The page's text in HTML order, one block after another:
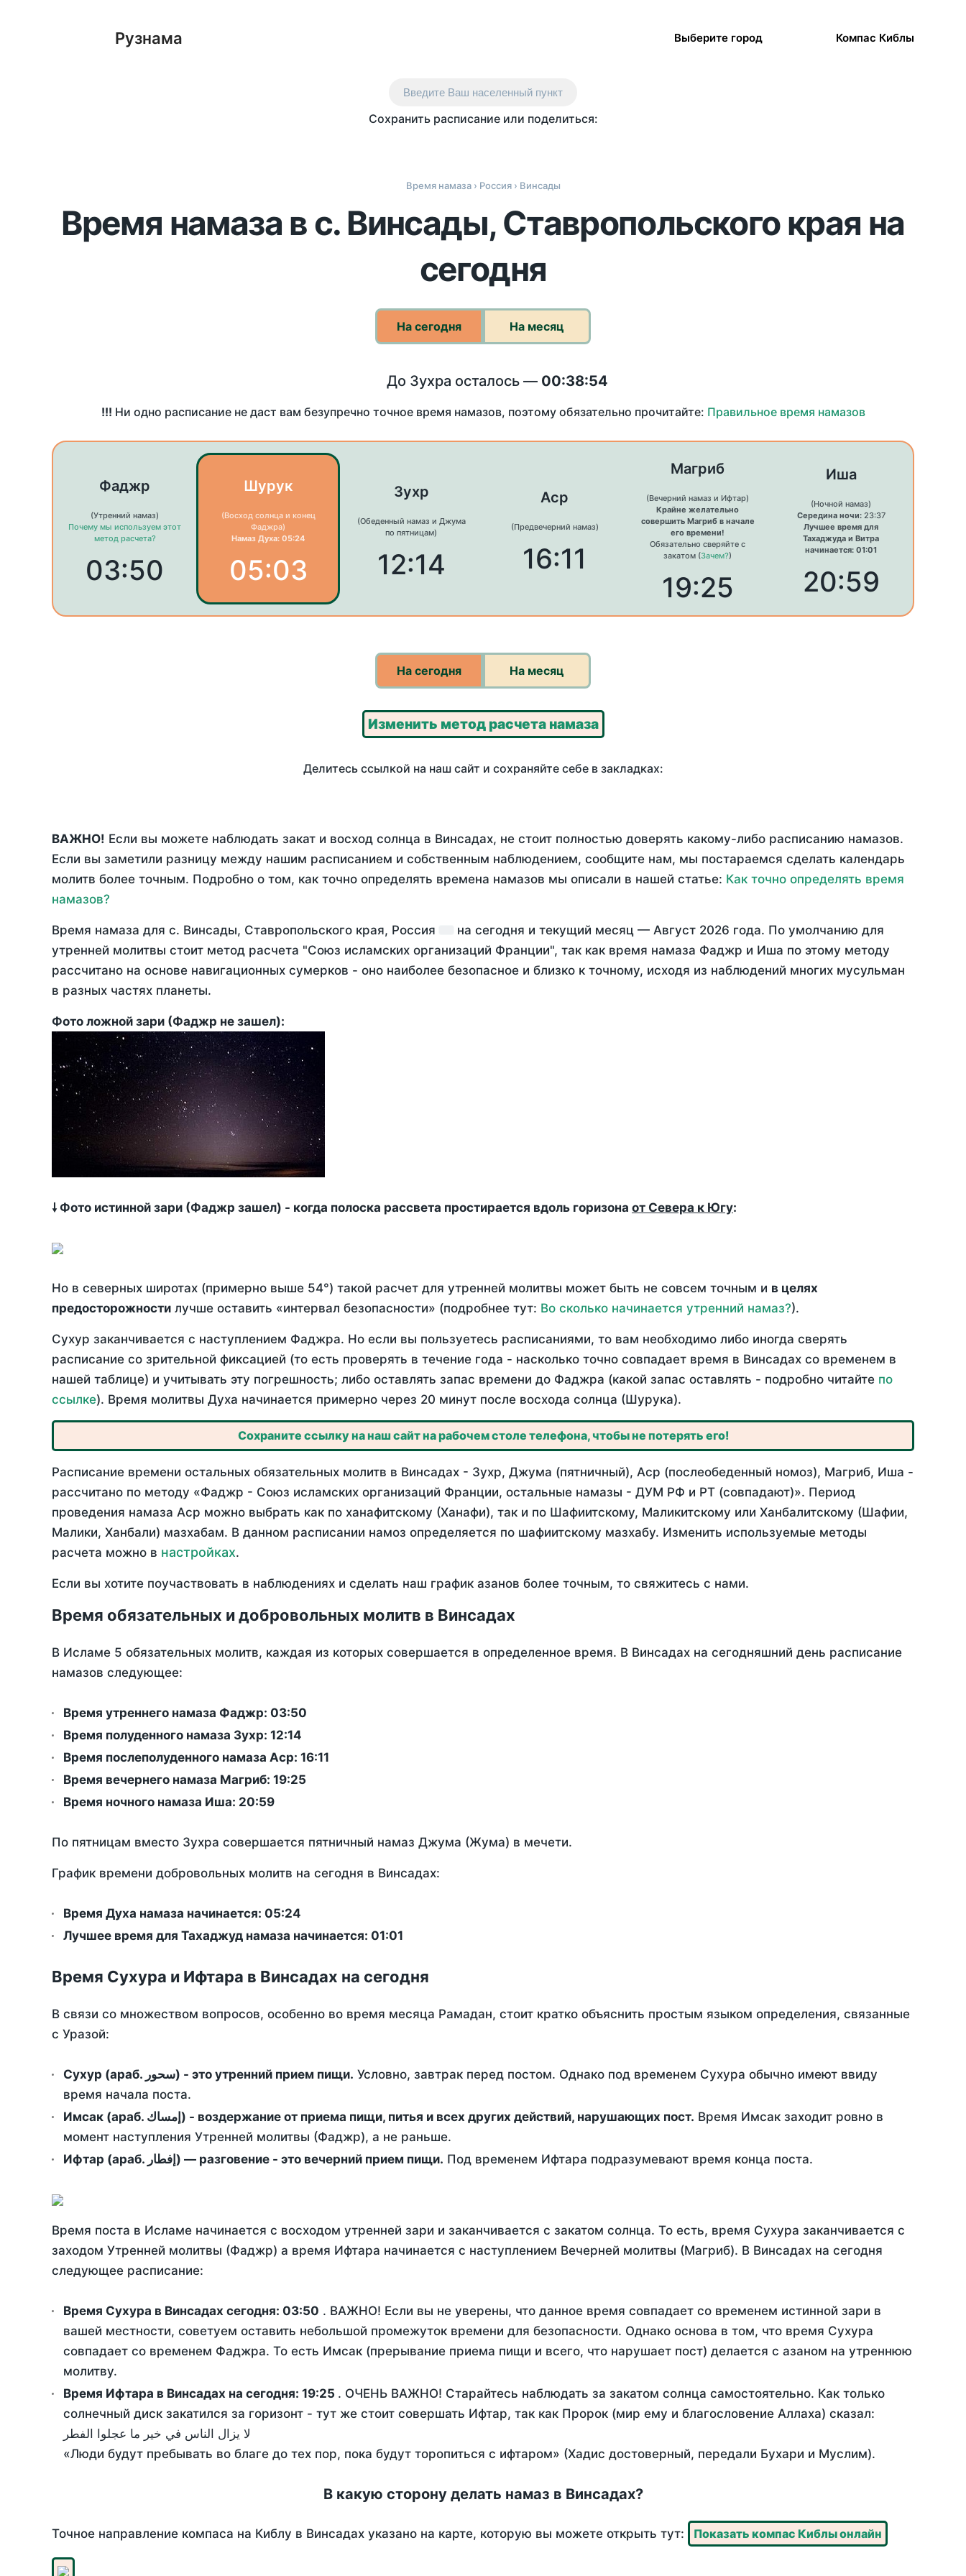
Рузнама Выберите город Компас Киблы
Введите Ваш населенный пункт
Сохранить расписание или поделиться:
Время намаза› Россия› Винсады
Время намаза в с. Винсады, Ставропольского края на
сегодня
На сегодня На месяц
До Зухра осталось — 00:38:54
!!! Ни одно расписание не даст вам безупречно точное время намазов, поэтому обязательно прочитайте: Правильное время намазов
Фаджр
(Утренний намаз)
Почему мы используем этот
метод расчета?
03:50
Шурук
(Восход солнца и конец
Фаджра)
Намаз Духа: 05:24
05:03
Зухр
(Обеденный намаз и Джума
по пятницам)
12:14
Аср
(Предвечерний намаз)
16:11
Магриб
(Вечерний намаз и Ифтар)
Крайне желательно
совершить Магриб в начале
его времени!
Обязательно сверяйте с
закатом (Зачем?)
19:25
Иша
(Ночной намаз)
Середина ночи:23:37
Лучшее время для
Тахаджуда и Витра
начинается: 01:01
20:59
На сегодня На месяц
Изменить метод расчета намаза
Делитесь ссылкой на наш сайт и сохраняйте себе в закладках:
ВАЖНО! Если вы можете наблюдать закат и восход солнца в Винсадах, не стоит полностью доверять какому-либо расписанию намазов.
Если вы заметили разницу между нашим расписанием и собственным наблюдением, сообщите нам, мы постараемся сделать календарь
молитв более точным. Подробно о том, как точно определять времена намазов мы описали в нашей статье: Как точно определять время
намазов?
Время намаза для с. Винсады, Ставропольского края, Россия на сегодня и текущий месяц — Август 2026 года. По умолчанию для
утренней молитвы стоит метод расчета "Союз исламских организаций Франции", так как время намаза Фаджр и Иша по этому методу
рассчитано на основе навигационных сумерков - оно наиболее безопасное и близко к точному, исходя из наблюдений многих мусульман
в разных частях планеты.
Фото ложной зари (Фаджр не зашел):
🠗 Фото истинной зари (Фаджр зашел) - когда полоска рассвета простирается вдоль горизона от Севера к Югу:
Но в северных широтах (примерно выше 54°) такой расчет для утренней молитвы может быть не совсем точным и в целях
предосторожности лучше оставить «интервал безопасности» (подробнее тут: Во сколько начинается утренний намаз?).
Сухур заканчивается с наступлением Фаджра. Но если вы пользуетесь расписаниями, то вам необходимо либо иногда сверять
расписание со зрительной фиксацией (то есть проверять в течение года - насколько точно совпадает время в Винсадах со временем в
нашей таблице) и учитывать эту погрешность; либо оставлять запас времени до Фаджра (какой запас оставлять - подробно читайте по
ссылке). Время молитвы Духа начинается примерно через 20 минут после восхода солнца (Шурука).
Сохраните ссылку на наш сайт на рабочем столе телефона, чтобы не потерять его!
Расписание времени остальных обязательных молитв в Винсадах - Зухр, Джума (пятничный), Аср (послеобеденный номоз), Магриб, Иша -
рассчитано по методу «Фаджр - Союз исламских организаций Франции, остальные намазы - ДУМ РФ и РТ (совпадают)». Период
проведения намаза Аср можно выбрать как по ханафитскому (Ханафи), так и по Шафиитскому, Маликитскому или Ханбалитскому (Шафии,
Малики, Ханбали) мазхабам. В данном расписании намоз определяется по шафиитскому мазхабу. Изменить используемые методы
расчета можно в настройках.
Если вы хотите поучаствовать в наблюдениях и сделать наш график азанов более точным, то свяжитесь с нами.
Время обязательных и добровольных молитв в Винсадах
В Исламе 5 обязательных молитв, каждая из которых совершается в определенное время. В Винсадах на сегодняшний день расписание
намазов следующее:
Время утреннего намаза Фаджр: 03:50
Время полуденного намаза Зухр: 12:14
Время послеполуденного намаза Аср: 16:11
Время вечернего намаза Магриб: 19:25
Время ночного намаза Иша: 20:59
По пятницам вместо Зухра совершается пятничный намаз Джума (Жума) в мечети.
График времени добровольных молитв на сегодня в Винсадах:
Время Духа намаза начинается: 05:24
Лучшее время для Тахаджуд намаза начинается: 01:01
Время Сухура и Ифтара в Винсадах на сегодня
В связи со множеством вопросов, особенно во время месяца Рамадан, стоит кратко объяснить простым языком определения, связанные
с Уразой:
Сухур (араб. سحور) - это утренний прием пищи. Условно, завтрак перед постом. Однако под временем Сухура обычно имеют ввиду
время начала поста.
Имсак (араб. إمساك) - воздержание от приема пищи, питья и всех других действий, нарушающих пост. Время Имсак заходит ровно в
момент наступления Утренней молитвы (Фаджр), а не раньше.
Ифтар (араб. إفطار) — разговение - это вечерний прием пищи. Под временем Ифтара подразумевают время конца поста.
Время поста в Исламе начинается с восходом утренней зари и заканчивается с закатом солнца. То есть, время Сухура заканчивается с
заходом Утренней молитвы (Фаджр) а время Ифтара начинается с наступлением Вечерней молитвы (Магриб). В Винсадах на сегодня
следующее расписание:
Время Сухура в Винсадах сегодня: 03:50 . ВАЖНО! Если вы не уверены, что данное время совпадает со временем истинной зари в
вашей местности, советуем оставить небольшой промежуток времени для безопасности. Однако основа в том, что время Сухура
совпадает со временем Фаджра. То есть Имсак (прерывание приема пищи и всего, что нарушает пост) делается с азаном на утреннюю
молитву.
Время Ифтара в Винсадах на сегодня: 19:25 . ОЧЕНЬ ВАЖНО! Старайтесь наблюдать за закатом солнца самостоятельно. Как только
солнечный диск закатился за горизонт - тут же стоит совершать Ифтар, так как Пророк (мир ему и благословение Аллаха) сказал:
لا يزال الناس في خير ما عجلوا الفطر
«Люди будут пребывать во благе до тех пор, пока будут торопиться с ифтаром» (Хадис достоверный, передали Бухари и Муслим).
В какую сторону делать намаз в Винсадах?
Точное направление компаса на Киблу в Винсадах указано на карте, которую вы можете открыть тут: Показать компас Киблы онлайн